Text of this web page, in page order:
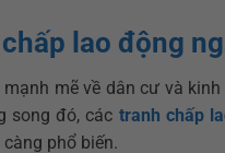
lao động
mẽ về dân cư và
song đó, các tranh chấp
phổ biến.